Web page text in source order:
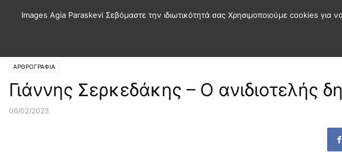
ΑΡΘΡΟΓΡΑΦΙΑ
Γιάννης Σερκεδάκης – Ο ανιδιοτελής
06/02/2023
Images Agia Paraskevi Σεβόμαστε την ιδιωτικότητά σας Χρησιμοποιούμε cookies